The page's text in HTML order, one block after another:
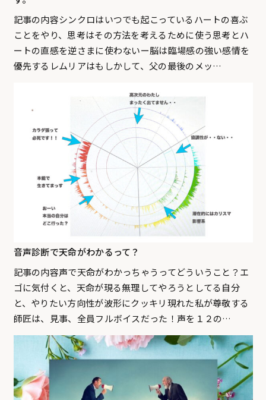
記事の内容シンクロはいつでも起こっているハートの喜ぶ
ことをやり、思考はその方法を考えるために使う思考とハ
ートの直感を逆さまに使わないー脳は臨場感の強い感情を
優先するレムリアはもしかして、父の最後のメッ…
音声診断で天命がわかるって？
記事の内容声で天命がわかっちゃうってどういうこと？エ
ゴに気付くと、天命が現る無理してやろうとしてる自分
と、やりたい方向性が波形にクッキリ現れた私が尊敬する
師匠は、見事、全員フルボイスだった！声を１２の…